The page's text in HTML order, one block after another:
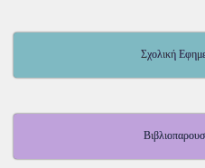
Σχολική